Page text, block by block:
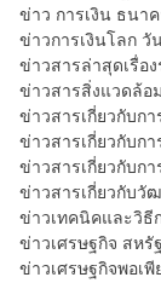
ข่าว การเงิน ธนา
ข่าวการเงินโลก วั
ข่าวสารล่าสุดเรื่อ
ข่าวสารสิ่งแวดล้อม
ข่าวสารเกี่ยวกับก
ข่าวสารเกี่ยวกับก
ข่าวสารเกี่ยวกับกา
ข่าวสารเกี่ยวกับวั
ข่าวเทคนิคและวิธี
ข่าวเศรษฐกิจ สหรัฐ
ข่าวเศรษฐกิจพอเพี